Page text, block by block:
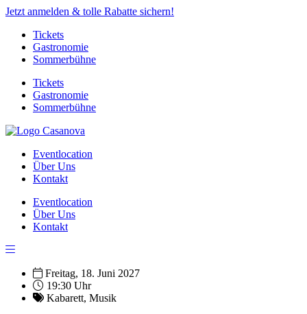
Jetzt anmelden & tolle Rabatte sichern!
Tickets
Gastronomie
Sommerbühne
Tickets
Gastronomie
Sommerbühne
Eventlocation
Über Uns
Kontakt
Eventlocation
Über Uns
Kontakt
Freitag, 18. Juni 2027
19:30 Uhr
Kabarett, Musik